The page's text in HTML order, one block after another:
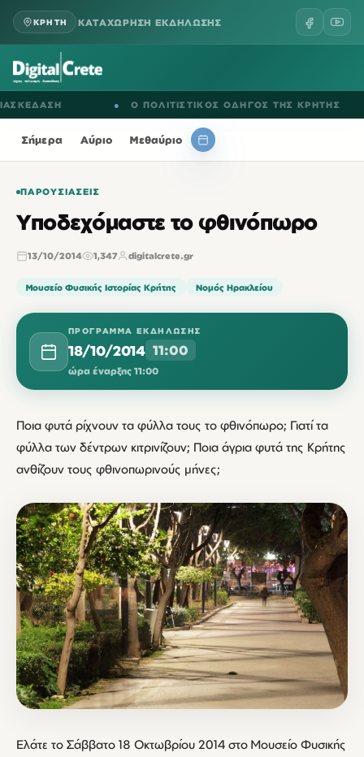
ΚΡΗΤΗ ΚΑΤΑΧΩΡΗΣΗ ΕΚΔΗΛΩΣΗΣ
Ο ΠΟΛΙΤΙΣΤΙΚΟΣ ΟΔΗΓΟΣ ΤΗΣ ΚΡΗΤΗΣ
Σήμερα Αύριο Μεθαύριο
ΠΑΡΟΥΣΙΆΣΕΙΣ
Υποδεχόμαστε το φθινόπωρο
13/10/2014 1,347 digitalcrete.gr
Μουσείο Φυσικής Ιστορίας Κρήτης Νομός Ηρακλείου
ΠΡΌΓΡΑΜΜΑ ΕΚΔΉΛΩΣΗΣ
18/10/2014 11:00
ώρα έναρξης 11:00
Ποια φυτά ρίχνουν τα φύλλα τους το φθινόπωρο; Γιατί τα
φύλλα των δέντρων κιτρινίζουν; Ποια άγρια φυτά της Κρήτης
ανθίζουν τους φθινοπωρινούς μήνες;
Ελάτε το Σάββατο 18 Οκτωβρίου 2014 στο Μουσείο Φυσικής